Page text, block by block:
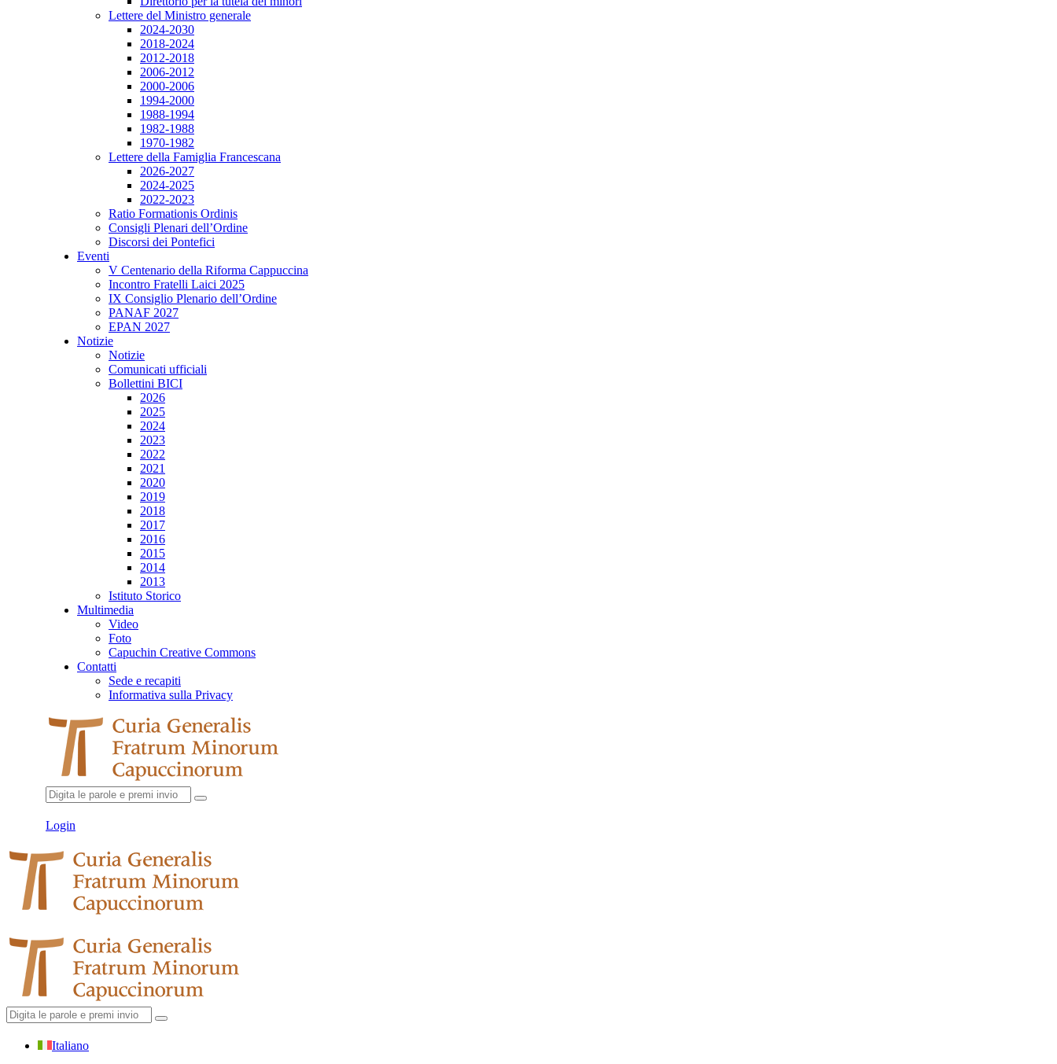
Lettere del Ministro generale
2024-2030
2018-2024
2012-2018
2006-2012
2000-2006
1994-2000
1988-1994
1982-1988
1970-1982
Lettere della Famiglia Francescana
2026-2027
2024-2025
2022-2023
Ratio Formationis Ordinis
Consigli Plenari dell’Ordine
Discorsi dei Pontefici
Eventi
V Centenario della Riforma Cappuccina
Incontro Fratelli Laici 2025
IX Consiglio Plenario dell’Ordine
PANAF 2027
EPAN 2027
Notizie
Notizie
Comunicati ufficiali
Bollettini BICI
2026
2025
2024
2023
2022
2021
2020
2019
2018
2017
2016
2015
2014
2013
Istituto Storico
Multimedia
Video
Foto
Capuchin Creative Commons
Contatti
Sede e recapiti
Informativa sulla Privacy
Login
Italiano